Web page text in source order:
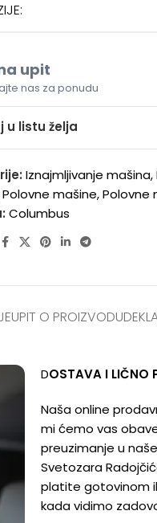
upit
nas za ponudu
u listu želja
Iznajmljivanje mašina,
Polovne mašine, Polovne
Columbus
UPIT O PROIZVODU
DOSTAVA I LIČNO
Naša online
mi ćemo vas
preuzimanje u
Svetozara
platite gotovinom
kada vidimo